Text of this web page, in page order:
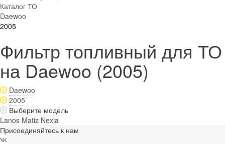
Каталог ТО
Daewoo
2005
Фильтр топливный для ТО
на Daewoo (2005)
Daewoo
2005
Выберите модель
Lanos Matiz Nexia
Присоединяйтесь к нам